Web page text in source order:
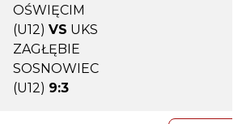
OŚWIĘCIM
(U12) VS UKS
ZAGŁĘBIE
SOSNOWIEC
(U12) 9:3